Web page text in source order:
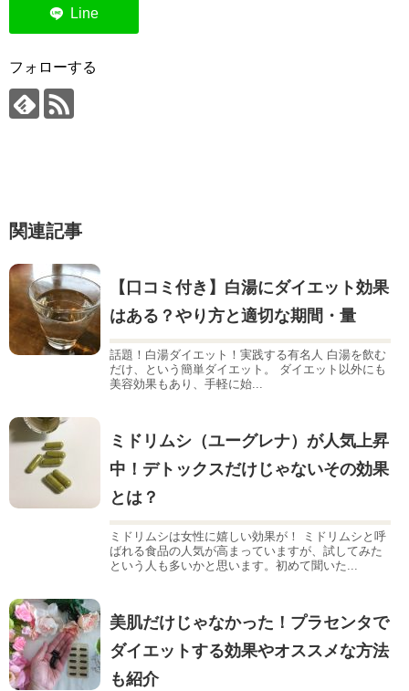
フォローする
関連記事
【口コミ付き】白湯にダイエット効果
はある？やり方と適切な期間・量
話題！白湯ダイエット！実践する有名人 白湯を飲む
だけ、という簡単ダイエット。 ダイエット以外にも
美容効果もあり、手軽に始...
ミドリムシ（ユーグレナ）が人気上昇
中！デトックスだけじゃないその効果
とは？
ミドリムシは女性に嬉しい効果が！ ミドリムシと呼
ばれる食品の人気が高まっていますが、試してみた
という人も多いかと思います。初めて聞いた...
美肌だけじゃなかった！プラセンタで
ダイエットする効果やオススメな方法
も紹介